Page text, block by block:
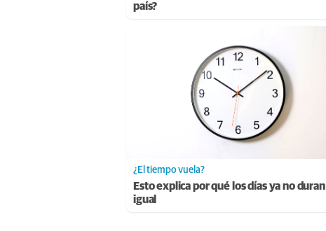
país?
¿El tiempo vuela?
Esto explica por qué los días ya no duran
igual